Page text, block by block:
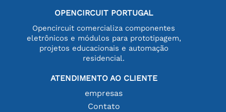
OPENCIRCUIT PORTUGAL
Opencircuit comercializa componentes
eletrônicos e módulos para prototipagem,
projetos educacionais e automação
residencial.
ATENDIMENTO AO CLIENTE
empresas
Contato